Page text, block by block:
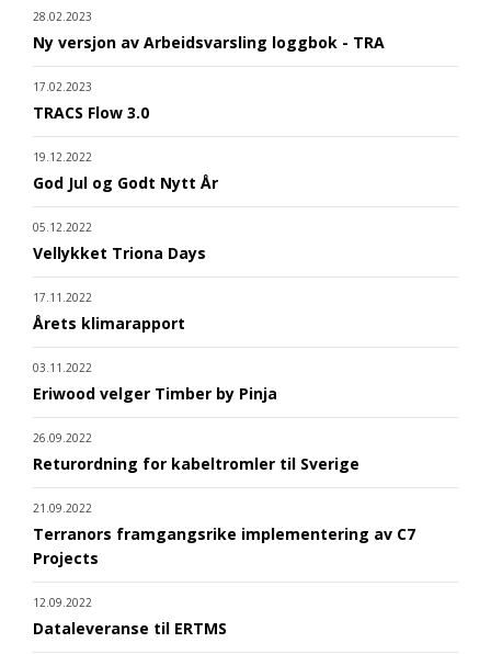
28.02.2023
Ny versjon av Arbeidsvarsling loggbok - TRA
17.02.2023
TRACS Flow 3.0
19.12.2022
God Jul og Godt Nytt År
05.12.2022
Vellykket Triona Days
17.11.2022
Årets klimarapport
03.11.2022
Eriwood velger Timber by Pinja
26.09.2022
Returordning for kabeltromler til Sverige
21.09.2022
Terranors framgangsrike implementering av C7
Projects
12.09.2022
Dataleveranse til ERTMS